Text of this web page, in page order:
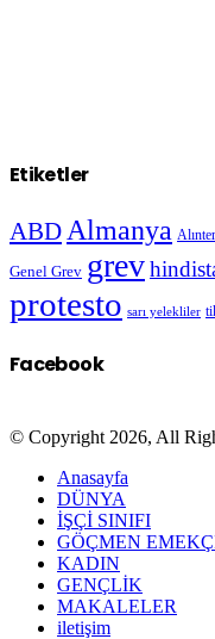
Etiketler
ABD Almanya
Genel Grev grev
protesto sarı yelekliler
Facebook
© Copyright 2026, All
Anasayfa
DÜNYA
İŞÇİ SINIFI
GÖÇMEN
KADIN
GENÇLİK
MAKALELER
iletişim